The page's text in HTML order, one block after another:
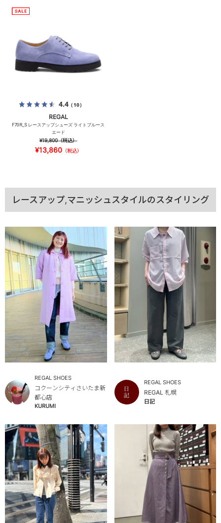
4.4（10）
REGAL
F70R_S レースアップシューズ ライトブルース
エード
¥19,800（税込）
¥13,860（税込）
レースアップ,マニッシュスタイルのスタイリング
REGAL SHOES
コクーンシティさいたま新
都心店
KURUMI
REGAL SHOES
REGAL 札幌
日記